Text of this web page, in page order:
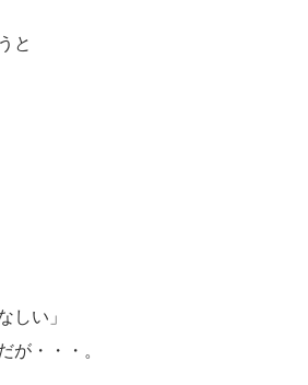
と
しい」
が・・・。